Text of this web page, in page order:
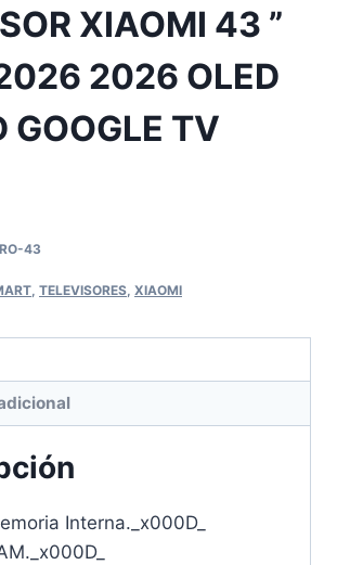
XIAOMI 43 ”
2026 OLED
GOOGLE TV
43
TELEVISORES XIAOMI
Interna._x000D_